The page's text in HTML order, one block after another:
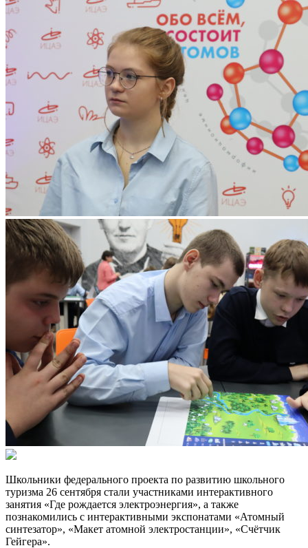
Школьники федерального проекта по развитию школьного
туризма 26 сентября стали участниками интерактивного
занятия «Где рождается электроэнергия», а также
познакомились с интерактивными экспонатами «Атомный
синтезатор», «Макет атомной электростанции», «Счётчик
Гейгера».